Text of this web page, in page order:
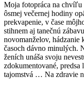
Moja fotopráca na chvíľu
ôsmej večernej hodiny
prekvapenie, v čase
stihnem aj tanečnú
novomanželov,
časoch dávno minulých.
ženích unáša svoju
zdokumentované, predsa
tajomstvá … Na zdravie